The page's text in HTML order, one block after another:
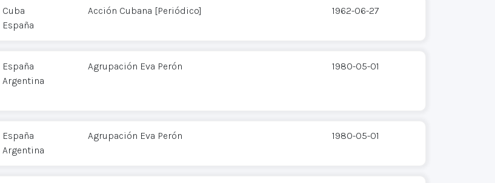
Cuba
España
Acción Cubana [Periódico] 1962-06-27
España
Argentina
Agrupación Eva Perón 1980-05-01
España
Argentina
Agrupación Eva Perón 1980-05-01